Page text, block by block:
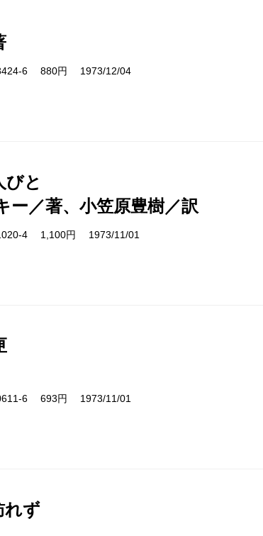
6 880円 1973/12/04
びと
ー／著、小笠原豊樹／訳
4 1,100円 1973/11/01
6 693円 1973/11/01
れず